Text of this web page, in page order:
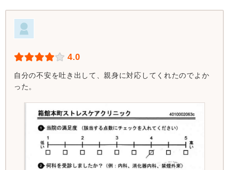
4.0
自分の不安を吐き出して、親身に対応してくれたのでよか
った。